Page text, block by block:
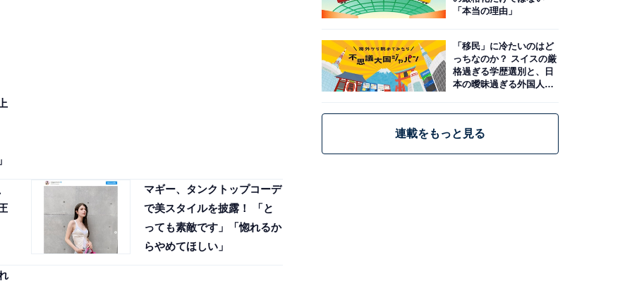
マギー、タンクトップコーデ
で美スタイルを披露！ 「と
っても素敵です」「惚れるか
らやめてほしい」
「本当の理由」
「移民」に冷たいのはど
っちなのか？ スイスの厳
格過ぎる学歴選別と、日
本の曖昧過ぎる外国人政
連載をもっと見る